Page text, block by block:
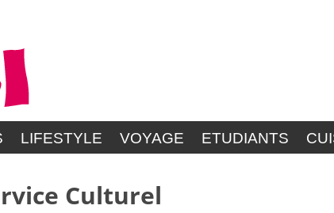
LIFESTYLE VOYAGE ETUDIANTS
Culturel